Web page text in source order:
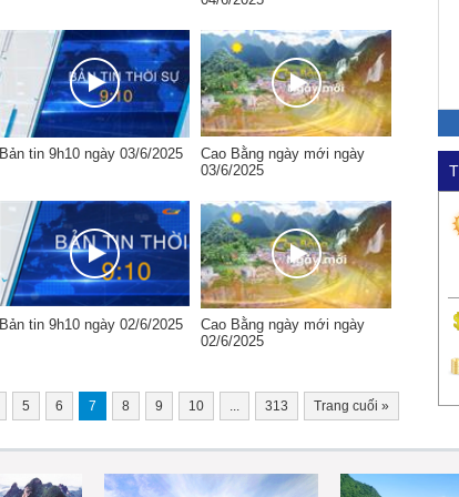
Bản tin 9h10 ngày 03/6/2025
Cao Bằng ngày mới ngày
03/6/2025
Bản tin 9h10 ngày 02/6/2025
Cao Bằng ngày mới ngày
02/6/2025
5 6 7 8 9 10 ... 313 Trang cuối »